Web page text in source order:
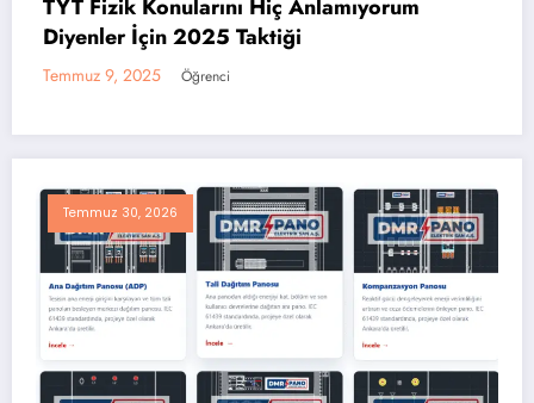
TYT Fizik Konularını Hiç Anlamıyorum
Diyenler İçin 2025 Taktiği
Temmuz 9, 2025 Öğrenci
Temmuz 30, 2026